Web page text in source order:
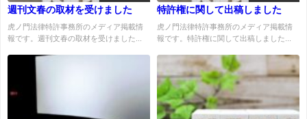
週刊文春の取材を受けました
虎ノ門法律特許事務所のメディア掲載情
報です。週刊文春の取材を受けました...
特許権に関して出稿しました
虎ノ門法律特許事務所のメディア掲載情
報です。特許権に関して出稿しました...